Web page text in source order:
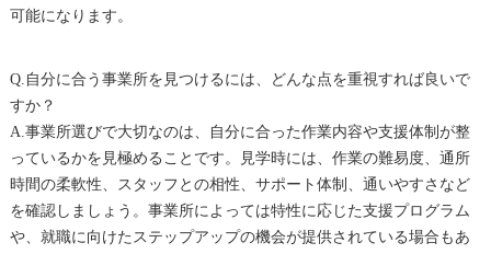
可能になります。
Q.自分に合う事業所を見つけるには、どんな点を重視すれば良いで
すか？
A.事業所選びで大切なのは、自分に合った作業内容や支援体制が整
っているかを見極めることです。見学時には、作業の難易度、通所
時間の柔軟性、スタッフとの相性、サポート体制、通いやすさなど
を確認しましょう。事業所によっては特性に応じた支援プログラム
や、就職に向けたステップアップの機会が提供されている場合もあ